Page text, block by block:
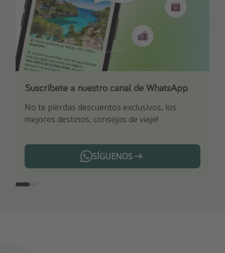
Suscríbete a nuestro canal de WhatsApp
No te pierdas descuentos exclusivos, los
mejores destinos, consejos de viaje!
SÍGUENOS
Descarga nuestra app
Sé el primero en reservar nuestros chollazos
¡Suscríbete a nuestro canal de Telegram!
¡Recibe las mejores ofertas seleccionadas para
ti por nuestros expertos en viajes
Telegram